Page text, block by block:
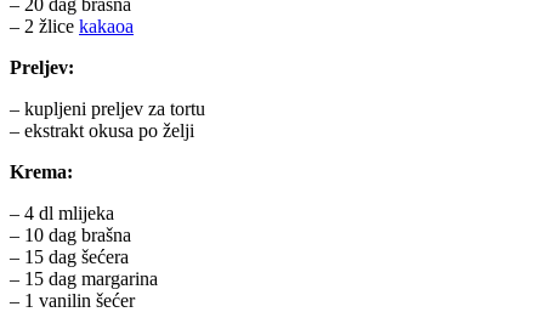
– 2 žlice kakaoa
Preljev:
– kupljeni preljev za tortu
– ekstrakt okusa po želji
Krema:
– 4 dl mlijeka
– 10 dag brašna
– 15 dag šećera
– 15 dag margarina
– 1 vanilin šećer